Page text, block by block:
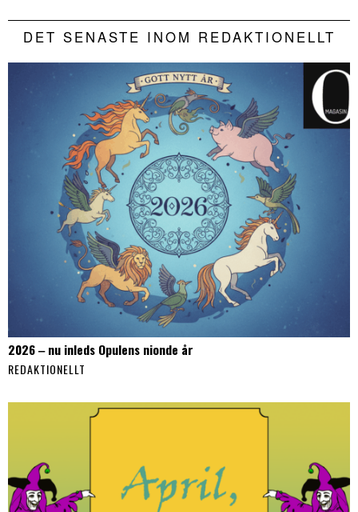
DET SENASTE INOM REDAKTIONELLT
2026 ‒ nu inleds Opulens nionde år
REDAKTIONELLT